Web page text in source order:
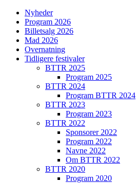
Nyheder
Program 2026
Billetsalg 2026
Mad 2026
Overnatning
Tidligere festivaler
BTTR 2025
Program 2025
BTTR 2024
Program BTTR 2024
BTTR 2023
Program 2023
BTTR 2022
Sponsorer 2022
Program 2022
Navne 2022
Om BTTR 2022
BTTR 2020
Program 2020